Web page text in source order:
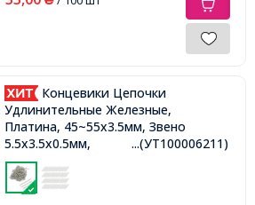
Концевики Цепочки
Удлинительные Железные,
Платина, 45~55х3.5мм, Звено
5.5х3.5х0.5мм,
...(УТ100006211)